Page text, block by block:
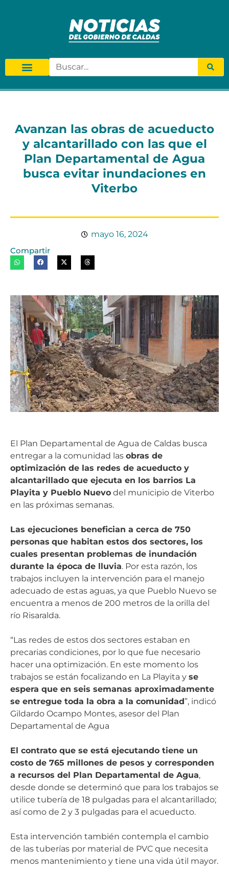
Avanzan las obras de acueducto
y alcantarillado con las que el
Plan Departamental de Agua
busca evitar inundaciones en
Viterbo
mayo 16, 2024
Compartir
El Plan Departamental de Agua de Caldas busca
entregar a la comunidad las obras de
optimización de las redes de acueducto y
alcantarillado que ejecuta en los barrios La
Playita y Pueblo Nuevo del municipio de Viterbo
en las próximas semanas.
Las ejecuciones benefician a cerca de 750
personas que habitan estos dos sectores, los
cuales presentan problemas de inundación
durante la época de lluvia. Por esta razón, los
trabajos incluyen la intervención para el manejo
adecuado de estas aguas, ya que Pueblo Nuevo se
encuentra a menos de 200 metros de la orilla del
río Risaralda.
“Las redes de estos dos sectores estaban en
precarias condiciones, por lo que fue necesario
hacer una optimización. En este momento los
trabajos se están focalizando en La Playita y se
espera que en seis semanas aproximadamente
se entregue toda la obra a la comunidad”, indicó
Gildardo Ocampo Montes, asesor del Plan
Departamental de Agua
El contrato que se está ejecutando tiene un
costo de 765 millones de pesos y corresponden
a recursos del Plan Departamental de Agua,
desde donde se determinó que para los trabajos se
utilice tubería de 18 pulgadas para el alcantarillado;
así como de 2 y 3 pulgadas para el acueducto.
Esta intervención también contempla el cambio
de las tuberías por material de PVC que necesita
menos mantenimiento y tiene una vida útil mayor.